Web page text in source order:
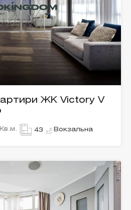
ЖК Victory V
Кв.м. 43 Вокзальна